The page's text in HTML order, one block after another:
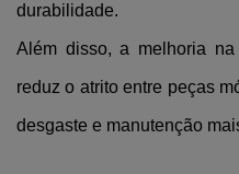
durabilidade.
Além disso, a melhoria
reduz o atrito entre peças
desgaste e manutenção